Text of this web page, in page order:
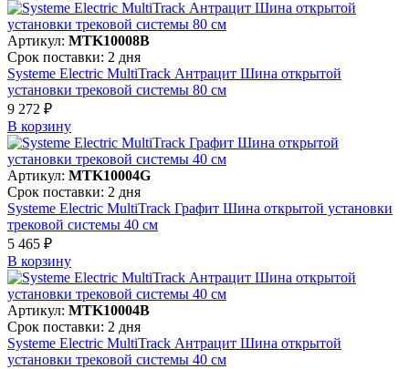
Артикул: MTK10008B
Срок поставки: 2 дня
Systeme Electric MultiTrack Антрацит Шина открытой
установки трековой системы 80 см
9 272 ₽
В корзинy
Артикул: MTK10004G
Срок поставки: 2 дня
Systeme Electric MultiTrack Графит Шина открытой установки
трековой системы 40 см
5 465 ₽
В корзинy
Артикул: MTK10004B
Срок поставки: 2 дня
Systeme Electric MultiTrack Антрацит Шина открытой
установки трековой системы 40 см